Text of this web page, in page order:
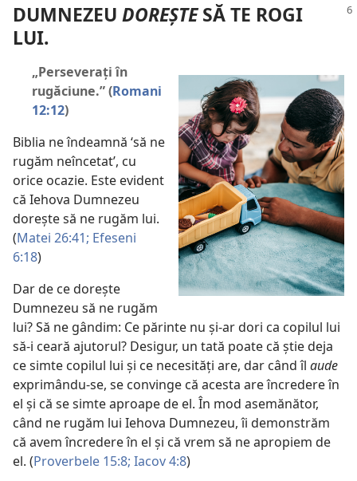
DUMNEZEU DOREȘTESĂ TE ROGI
LUI.
„Perseverați în
rugăciune.” (Romani
12:12)
Biblia ne îndeamnă ‘să ne
rugăm neîncetat’, cu
orice ocazie. Este evident
că Iehova Dumnezeu
dorește să ne rugăm lui.
(Matei 26:41; Efeseni
6:18)
Dar de ce dorește
Dumnezeu să ne rugăm
lui? Să ne gândim: Ce părinte nu și-ar dori ca copilul lui
să-i ceară ajutorul? Desigur, un tată poate că știe deja
ce simte copilul lui și ce necesități are, dar când îl aude
exprimându-se, se convinge că acesta are încredere în
el și că se simte aproape de el. În mod asemănător,
când ne rugăm lui Iehova Dumnezeu, îi demonstrăm
că avem încredere în el și că vrem să ne apropiem de
el. (Proverbele 15:8; Iacov 4:8)